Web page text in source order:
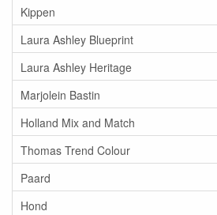
Kippen
Laura Ashley Blueprint
Laura Ashley Heritage
Marjolein Bastin
Holland Mix and Match
Thomas Trend Colour
Paard
Hond